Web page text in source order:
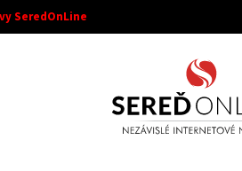
SeredOnLine